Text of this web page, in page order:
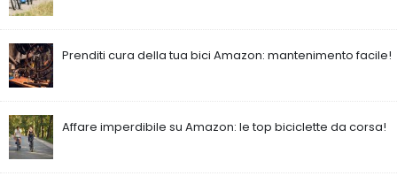
Prenditi cura della tua bici Amazon: mantenimento facile!
Affare imperdibile su Amazon: le top biciclette da corsa!